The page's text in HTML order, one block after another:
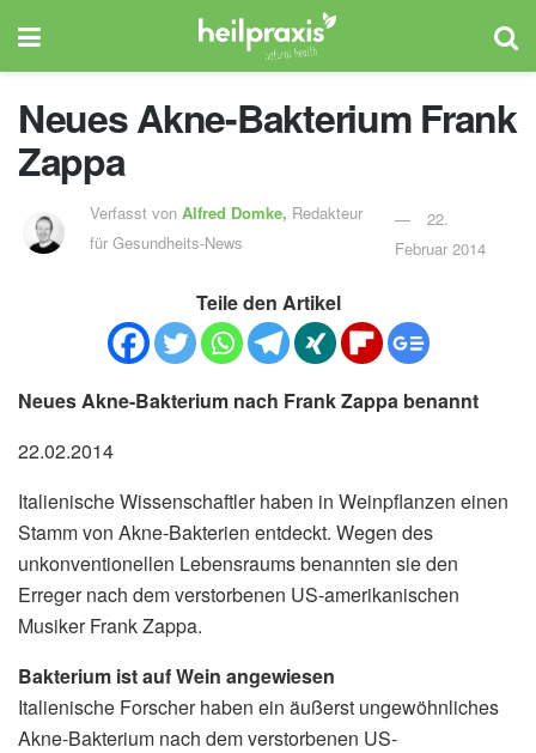
Neues Akne-Bakterium Frank
Zappa
Verfasst vonAlfred Domke, Redakteur
für Gesundheits-News
22.
Februar 2014
Teile den Artikel
Neues Akne-Bakterium nach Frank Zappa benannt
22.02.2014
Italienische Wissenschaftler haben in Weinpflanzen einen
Stamm von Akne-Bakterien entdeckt. Wegen des
unkonventionellen Lebensraums benannten sie den
Erreger nach dem verstorbenen US-amerikanischen
Musiker Frank Zappa.
Bakterium ist auf Wein angewiesen
Italienische Forscher haben ein äußerst ungewöhnliches
Akne-Bakterium nach dem verstorbenen US-